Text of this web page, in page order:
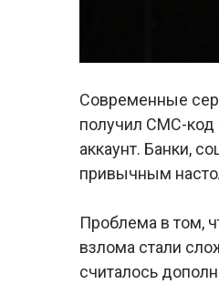
Современные
получил СМС-код
аккаунт. Банки,
привычным
Проблема в том,
взлома стали
считалось